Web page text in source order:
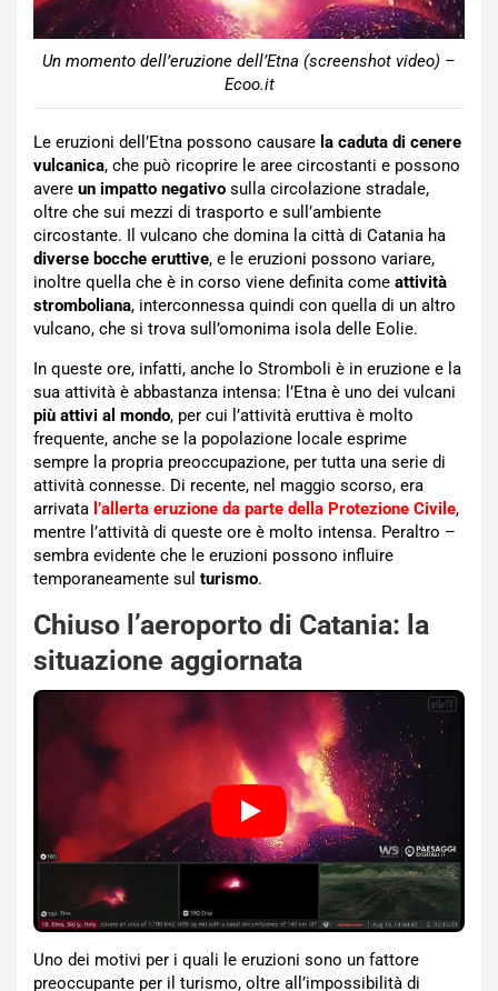
Un momento dell’eruzione dell’Etna (screenshot video) –
Ecoo.it
Le eruzioni dell’Etna possono causare la caduta di cenere
vulcanica, che può ricoprire le aree circostanti e possono
avere un impatto negativo sulla circolazione stradale,
oltre che sui mezzi di trasporto e sull’ambiente
circostante. Il vulcano che domina la città di Catania ha
diverse bocche eruttive, e le eruzioni possono variare,
inoltre quella che è in corso viene definita come attività
stromboliana, interconnessa quindi con quella di un altro
vulcano, che si trova sull’omonima isola delle Eolie.
In queste ore, infatti, anche lo Stromboli è in eruzione e la
sua attività è abbastanza intensa: l’Etna è uno dei vulcani
più attivi al mondo, per cui l’attività eruttiva è molto
frequente, anche se la popolazione locale esprime
sempre la propria preoccupazione, per tutta una serie di
attività connesse. Di recente, nel maggio scorso, era
arrivata l’allerta eruzione da parte della Protezione Civile,
mentre l’attività di queste ore è molto intensa. Peraltro –
sembra evidente che le eruzioni possono influire
temporaneamente sul turismo.
Chiuso l’aeroporto di Catania: la
situazione aggiornata
Uno dei motivi per i quali le eruzioni sono un fattore
preoccupante per il turismo, oltre all’impossibilità di